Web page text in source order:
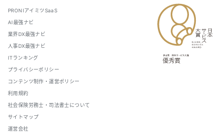
PRONIアイミツSaaS
AI最強ナビ
業界DX最強ナビ
人事DX最強ナビ
ITランキング
プライバシーポリシー
コンテンツ制作・運営ポリシー
利用規約
社会保険労務士・司法書士について
サイトマップ
運営会社